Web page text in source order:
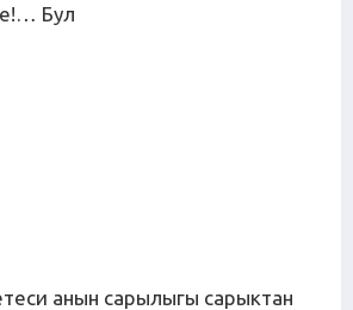
Бул
анын сарылыгы сарыктан